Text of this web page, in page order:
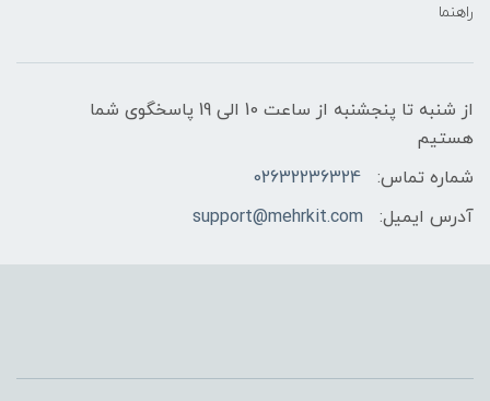
راهنما
از شنبه تا پنجشنبه از ساعت 10 الی 19 پاسخگوی شما
هستیم
شماره تماس:
02632236324
آدرس ایمیل:
support@mehrkit.com